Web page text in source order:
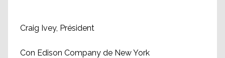
Craig Ivey, Président
Con Edison Company de New York